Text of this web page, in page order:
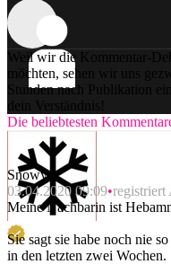
Weil wir die Kommentar-
möchten, sehen wir uns
Stunden nach Publikation
dein Verständnis!
Die beliebtesten
Snowy
03.04.2020 09:09 registriert
Meine Nachbarin ist
Sie sagt sie habe noch nie
in den letzten zwei Wochen.